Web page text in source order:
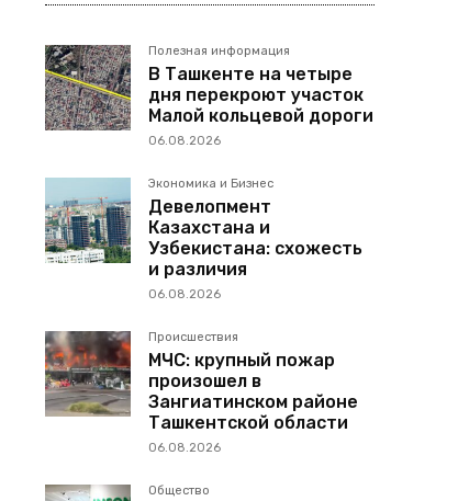
Полезная информация
В Ташкенте на четыре
дня перекроют участок
Малой кольцевой дороги
06.08.2026
Экономика и Бизнес
Девелопмент
Казахстана и
Узбекистана: схожесть
и различия
06.08.2026
Происшествия
МЧС: крупный пожар
произошел в
Зангиатинском районе
Ташкентской области
06.08.2026
Общество